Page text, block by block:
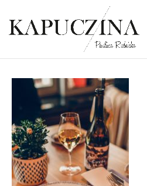
23 maja
polskie-
Written by